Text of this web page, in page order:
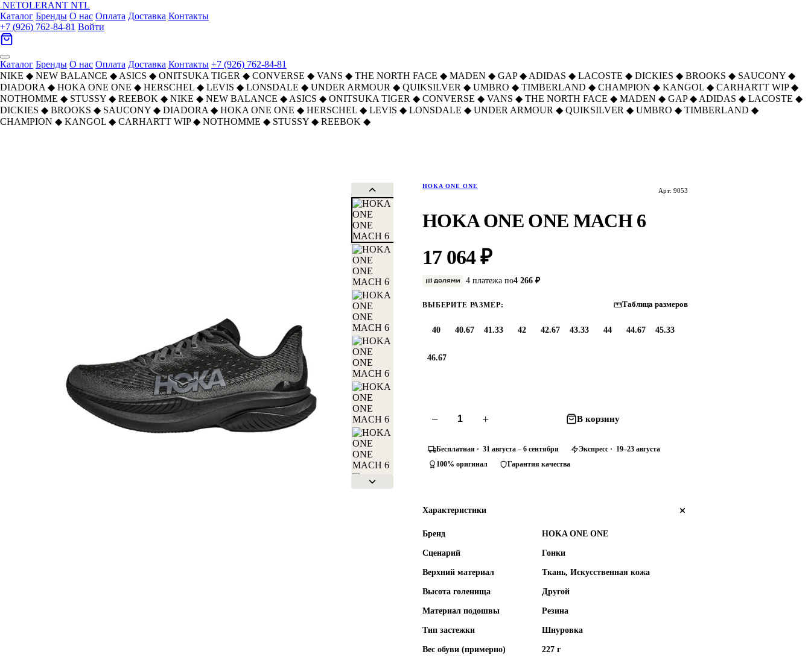
NETOLERANT NTL
Каталог Бренды О нас Оплата Доставка Контакты
+7 (926) 762-84-81 Войти
Каталог Бренды О нас Оплата Доставка Контакты +7 (926) 762-84-81
NIKE ◆ NEW BALANCE ◆ ASICS ◆ ONITSUKA TIGER ◆ CONVERSE ◆ VANS ◆ THE NORTH FACE ◆ MADEN ◆ GAP ◆ ADIDAS ◆ LACOSTE ◆ DICKIES ◆ BROOKS ◆ SAUCONY ◆
DIADORA ◆ HOKA ONE ONE ◆ HERSCHEL ◆ LEVIS ◆ LONSDALE ◆ UNDER ARMOUR ◆ QUIKSILVER ◆ UMBRO ◆ TIMBERLAND ◆ CHAMPION ◆ KANGOL ◆ CARHARTT WIP ◆
NOTHOMME ◆ STUSSY ◆ REEBOK ◆ NIKE ◆ NEW BALANCE ◆ ASICS ◆ ONITSUKA TIGER ◆ CONVERSE ◆ VANS ◆ THE NORTH FACE ◆ MADEN ◆ GAP ◆ ADIDAS ◆ LACOSTE ◆
DICKIES ◆ BROOKS ◆ SAUCONY ◆ DIADORA ◆ HOKA ONE ONE ◆ HERSCHEL ◆ LEVIS ◆ LONSDALE ◆ UNDER ARMOUR ◆ QUIKSILVER ◆ UMBRO ◆ TIMBERLAND ◆
CHAMPION ◆ KANGOL ◆ CARHARTT WIP ◆ NOTHOMME ◆ STUSSY ◆ REEBOK ◆
HOKA ONE ONE
Арт: 9053
HOKA ONE ONE MACH 6
17 064 ₽
4 платежа по4 266 ₽
ВЫБЕРИТЕ РАЗМЕР: Таблица размеров
40 40.67 41.33 42 42.67 43.33 44 44.67 45.33
46.67
− + В корзину
Бесплатная · 31 августа – 6 сентября
Экспресс · 19–23 августа
100% оригинал
Гарантия качества
Характеристики
Бренд HOKA ONE ONE
Сценарий Гонки
Верхний материал Ткань, Искусственная кожа
Высота голенища Другой
Материал подошвы Резина
Тип застежки Шнуровка
Вес обуви (примерно) 227 г